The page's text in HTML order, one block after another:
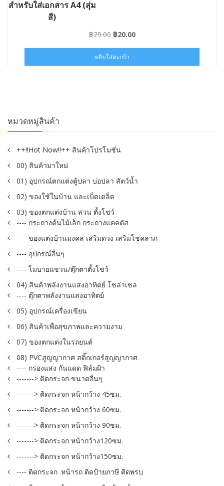
สำหรับใส่เอกสาร A4 (สุ่ม
สี)
฿29.00 Original
was:
฿29.00.
฿20.00Current
฿20.00.
หยิบใส่ตะกร้า
หมวดหมู่สินค้า
++!!Hot Now!!++ สินค้าโปรโมชั่น
00) สินค้ามาใหม่
01) อุปกรณ์ตกแต่งตู้ปลา บ่อปลา สัตว์น้ำ
02) ของใช้ในบ้าน และเบ็ดเตล็ด
03) ของตกแต่งบ้าน สวน ตั้งโชว์
---- กระถางต้นไม้เล็ก กระถางแคคตัส
---- ของแต่งบ้านมงคล เสริมดวง เสริมโชคลาภ
---- อุปกรณ์อื่นๆ
---- โมบายแขวน/ตุ๊กตาตั้งโชว์
04) สินค้าพลังงานแสงอาทิตย์ โซล่าเซล
---- ตุ๊กตาพลังงานแสงอาทิตย์
05) อุปกรณ์เครื่องเขียน
06) สินค้าเพื่อสุขภาพและความงาม
07) ของตกแต่งในรถยนต์
08) PVCสูญญากาศ สติ๊กเกอร์สูญญากาศ
---- กรองแสง กันแดด ฟิล์มฝ้า
-------> ติดกระจก ขนาดอื่นๆ
-------> ติดกระจก หน้ากว้าง 45ซม.
-------> ติดกระจก หน้ากว้าง 60ซม.
-------> ติดกระจก หน้ากว้าง 90ซม.
-------> ติดกระจก หน้ากว้าง120ซม.
-------> ติดกระจก หน้ากว้าง150ซม.
---- ติดกระจก .หน้ารถ ติดป้ายภาษี ติดพรบ